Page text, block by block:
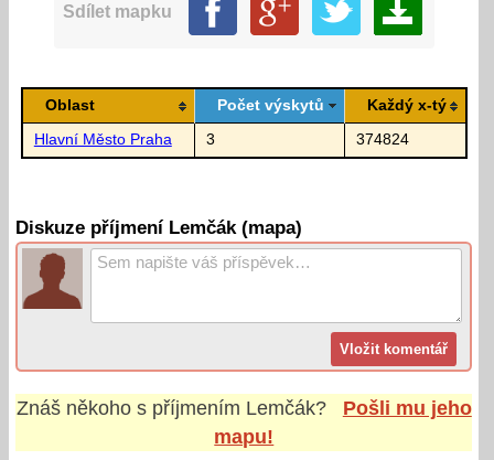
Sdílet mapku
Oblast Počet výskytů Každý x-tý
Hlavní Město Praha 3 374824
Diskuze příjmení Lemčák (mapa)
Znáš někoho s příjmením Lemčák?
Pošli mu jeho
mapu!